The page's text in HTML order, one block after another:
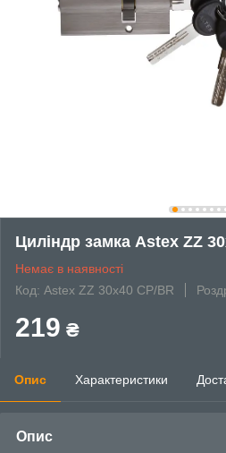
Циліндр замка Astex ZZ
Немає в наявності
Код: Astex ZZ 30x40 CP/BR
219 ₴
Опис Характеристики
Опис